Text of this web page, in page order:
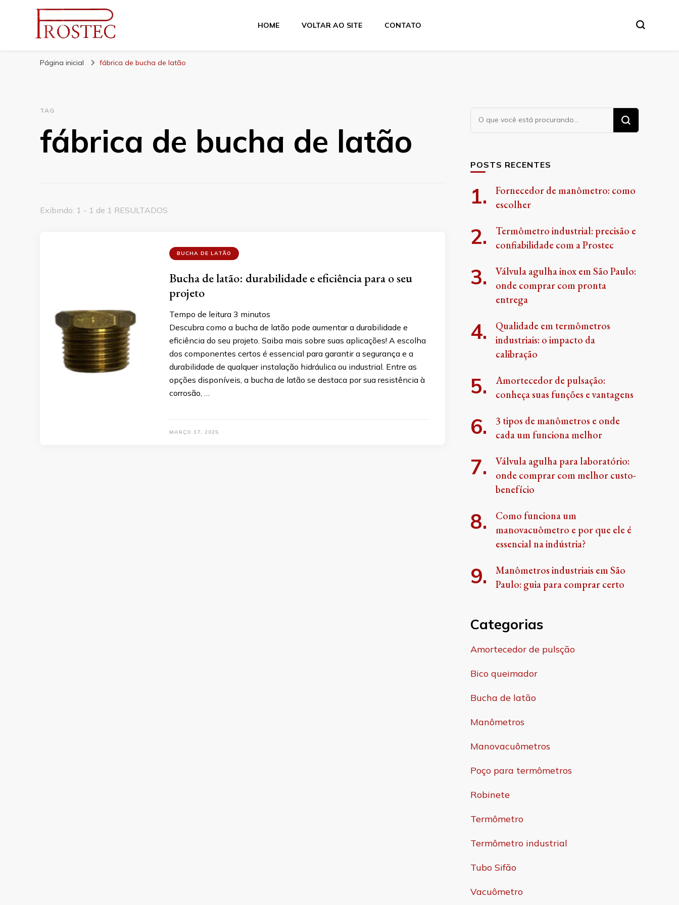
Prostec
HOME VOLTAR AO SITE CONTATO
Página inicial fábrica de bucha de latão
TAG
fábrica de bucha de latão
Exibindo: 1 - 1 de 1 RESULTADOS
BUCHA DE LATÃO
Bucha de latão: durabilidade e eficiência para o seu
projeto
Tempo de leitura 3 minutos
Descubra como a bucha de latão pode aumentar a durabilidade e
eficiência do seu projeto. Saiba mais sobre suas aplicações! A escolha
dos componentes certos é essencial para garantir a segurança e a
durabilidade de qualquer instalação hidráulica ou industrial. Entre as
opções disponíveis, a bucha de latão se destaca por sua resistência à
corrosão, …
MARÇO 17, 2025
Procurando
algo?
POSTS RECENTES
Fornecedor de manômetro: como
escolher
Termômetro industrial: precisão e
confiabilidade com a Prostec
Válvula agulha inox em São Paulo:
onde comprar com pronta
entrega
Qualidade em termômetros
industriais: o impacto da
calibração
Amortecedor de pulsação:
conheça suas funções e vantagens
3 tipos de manômetros e onde
cada um funciona melhor
Válvula agulha para laboratório:
onde comprar com melhor custo-
benefício
Como funciona um
manovacuômetro e por que ele é
essencial na indústria?
Manômetros industriais em São
Paulo: guia para comprar certo
Categorias
Amortecedor de pulsção
Bico queimador
Bucha de latão
Manômetros
Manovacuômetros
Poço para termômetros
Robinete
Termômetro
Termômetro industrial
Tubo Sifão
Vacuômetro